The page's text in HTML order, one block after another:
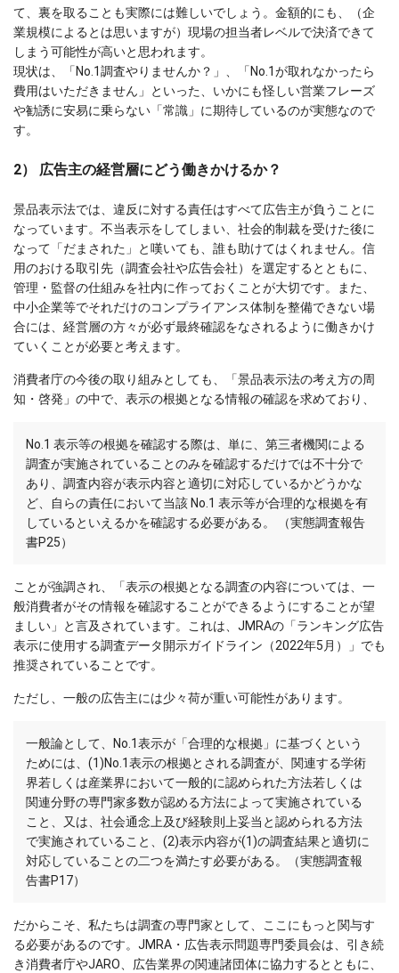
て、裏を取ることも実際には難しいでしょう。金額的にも、（企
業規模によるとは思いますが）現場の担当者レベルで決済できて
しまう可能性が高いと思われます。
現状は、「No.1調査やりませんか？」、「No.1が取れなかったら
費用はいただきません」といった、いかにも怪しい営業フレーズ
や勧誘に安易に乗らない「常識」に期待しているのが実態なので
す。
2） 広告主の経営層にどう働きかけるか？
景品表示法では、違反に対する責任はすべて広告主が負うことに
なっています。不当表示をしてしまい、社会的制裁を受けた後に
なって「だまされた」と嘆いても、誰も助けてはくれません。信
用のおける取引先（調査会社や広告会社）を選定するとともに、
管理・監督の仕組みを社内に作っておくことが大切です。また、
中小企業等でそれだけのコンプライアンス体制を整備できない場
合には、経営層の方々が必ず最終確認をなされるように働きかけ
ていくことが必要と考えます。
消費者庁の今後の取り組みとしても、「景品表示法の考え方の周
知・啓発」の中で、表示の根拠となる情報の確認を求めており、
No.1 表示等の根拠を確認する際は、単に、第三者機関による
調査が実施されていることのみを確認するだけでは不十分で
あり、調査内容が表示内容と適切に対応しているかどうかな
ど、自らの責任において当該 No.1 表示等が合理的な根拠を有
しているといえるかを確認する必要がある。 （実態調査報告
書P25）
ことが強調され、「表示の根拠となる調査の内容については、一
般消費者がその情報を確認することができるようにすることが望
ましい」と言及されています。これは、JMRAの「ランキング広告
表示に使用する調査データ開示ガイドライン（2022年5月）」でも
推奨されていることです。
ただし、一般の広告主には少々荷が重い可能性があります。
一般論として、No.1表示が「合理的な根拠」に基づくという
ためには、(1)No.1表示の根拠とされる調査が、関連する学術
界若しくは産業界において一般的に認められた方法若しくは
関連分野の専門家多数が認める方法によって実施されている
こと、又は、社会通念上及び経験則上妥当と認められる方法
で実施されていること、(2)表示内容が(1)の調査結果と適切に
対応していることの二つを満たす必要がある。（実態調査報
告書P17）
だからこそ、私たちは調査の専門家として、ここにもっと関与す
る必要があるのです。JMRA・広告表示問題専門委員会は、引き続
き消費者庁やJARO、広告業界の関連諸団体に協力するとともに、